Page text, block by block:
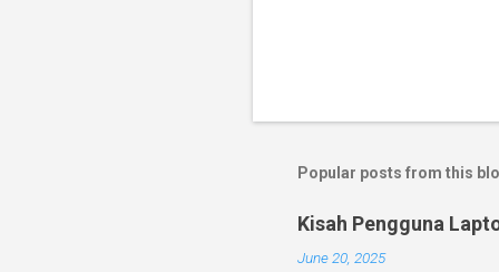
Popular posts from this
Kisah Pengguna
June 20, 2025